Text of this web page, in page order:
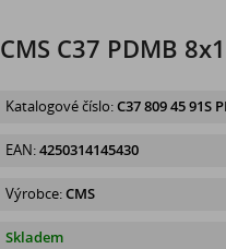
CMS C37 PDMB
Katalogové číslo:C37 809 45 91S
EAN:4250314145430
Výrobce:CMS
Skladem